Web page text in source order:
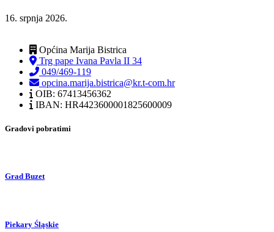
16. srpnja 2026.
Općina Marija Bistrica
Trg pape Ivana Pavla II 34
049/469-119
opcina.marija.bistrica@kr.t-com.hr
OIB: 67413456362
IBAN: HR4423600001825600009
Gradovi pobratimi
Grad Buzet
Piekary Śląskie